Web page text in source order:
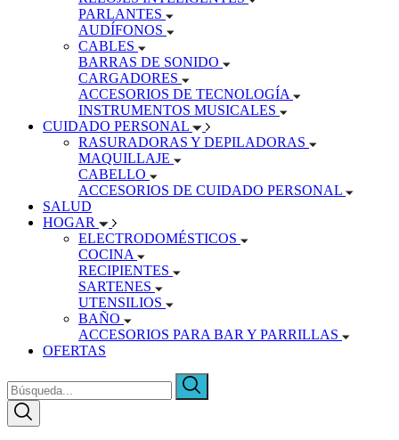
PARLANTES
AUDÍFONOS
CABLES
BARRAS DE SONIDO
CARGADORES
ACCESORIOS DE TECNOLOGÍA
INSTRUMENTOS MUSICALES
CUIDADO PERSONAL
RASURADORAS Y DEPILADORAS
MAQUILLAJE
CABELLO
ACCESORIOS DE CUIDADO PERSONAL
SALUD
HOGAR
ELECTRODOMÉSTICOS
COCINA
RECIPIENTES
SARTENES
UTENSILIOS
BAÑO
ACCESORIOS PARA BAR Y PARRILLAS
OFERTAS